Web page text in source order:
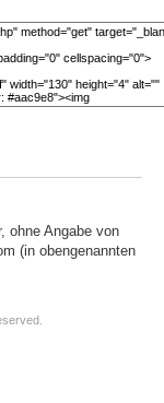
ohne Angabe von
(in obengenannten